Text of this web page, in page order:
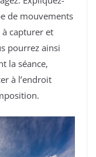
de mouvements
à capturer et
pourrez ainsi
la séance,
à l’endroit